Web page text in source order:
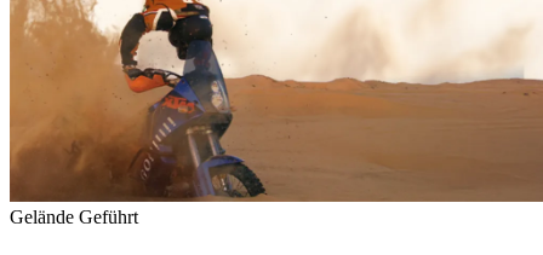
Gelände Geführt